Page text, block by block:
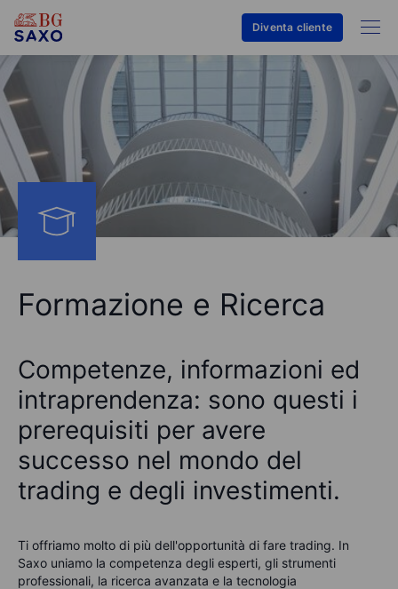
Diventa cliente
Formazione e Ricerca
Competenze, informazioni ed
intraprendenza: sono questi i
prerequisiti per avere
successo nel mondo del
trading e degli investimenti.
Ti offriamo molto di più dell'opportunità di fare trading. In
Saxo uniamo la competenza degli esperti, gli strumenti
professionali, la ricerca avanzata e la tecnologia